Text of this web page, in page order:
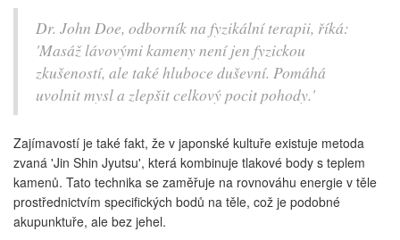
Dr. John Doe, odborník na fyzikální terapii, říká:
'Masáž lávovými kameny není jen fyzickou
zkušeností, ale také hluboce duševní. Pomáhá
uvolnit mysl a zlepšit celkový pocit pohody.'
Zajímavostí je také fakt, že v japonské kultuře existuje metoda
zvaná 'Jin Shin Jyutsu', která kombinuje tlakové body s teplem
kamenů. Tato technika se zaměřuje na rovnováhu energie v těle
prostřednictvím specifických bodů na těle, což je podobné
akupunktuře, ale bez jehel.